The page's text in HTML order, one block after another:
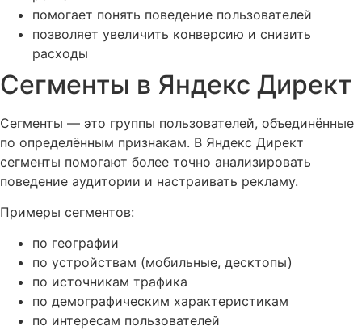
помогает понять поведение пользователей
позволяет увеличить конверсию и снизить
расходы
Сегменты в Яндекс Директ
Сегменты — это группы пользователей, объединённые
по определённым признакам. В Яндекс Директ
сегменты помогают более точно анализировать
поведение аудитории и настраивать рекламу.
Примеры сегментов:
по географии
по устройствам (мобильные, десктопы)
по источникам трафика
по демографическим характеристикам
по интересам пользователей